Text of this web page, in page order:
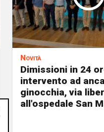
Novità
Dimissioni in 24
intervento ad
ginocchia, via
all'ospedale San